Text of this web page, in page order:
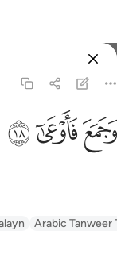
ﱧﱨﱩ
Arabic Tanweer